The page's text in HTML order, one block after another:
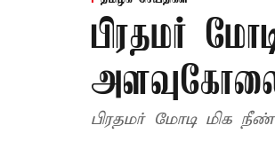
பிரதமர்
பிரதமர் மோடி மிக